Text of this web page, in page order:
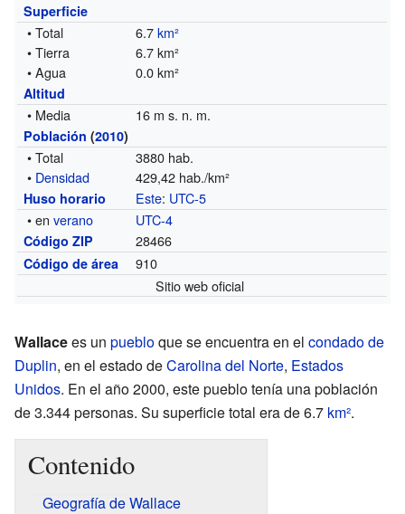
Superficie
• Total 6.7km²
• Tierra
6.7 km²
• Agua
0.0 km²
Altitud
• Media 16 m s. n. m.
Población (2010)
• Total
3880 hab.
• Densidad 429,42 hab./km²
Huso horario Este: UTC-5
• enverano UTC-4
Código ZIP 28466
Código de área
910
Sitio web oficial
Wallacees un puebloque se encuentra en el condado de
Duplin, en el estado deCarolina del Norte, Estados
Unidos. En el año 2000, este pueblo tenía una población
de 3.344 personas. Su superficie total era de 6.7 km².
Contenido
Geografía de Wallace